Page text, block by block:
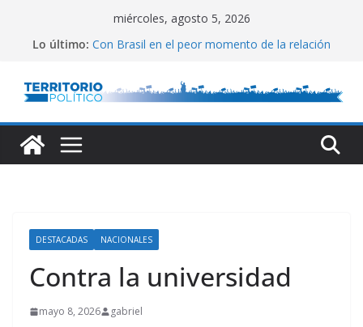
miércoles, agosto 5, 2026
Lo último: Con Brasil en el peor momento de la relación
Ley de Inocencia Fiscal
DESTACADAS NACIONALES
Contra la universidad
mayo 8, 2026 gabriel